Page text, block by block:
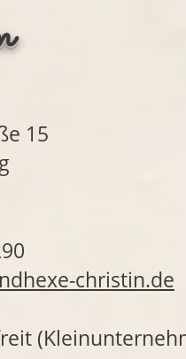
15
christin.de